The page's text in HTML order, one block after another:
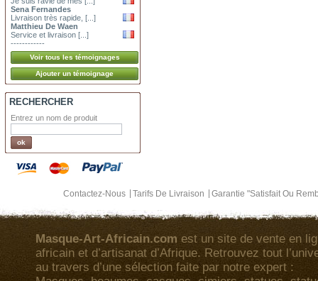
Sena Fernandes
Livraison très rapide, [...]
Matthieu De Waen
Service et livraison [...]
------------
RECHERCHER
Entrez un nom de produit
Contactez-Nous Tarifs De Livraison Garantie "Satisfait Ou
Masque-Art-Africain.com est un site de vente en
africain et d’artisanat d’Afrique. Retrouvez tout
au travers d’une sélection faite par notre expert :